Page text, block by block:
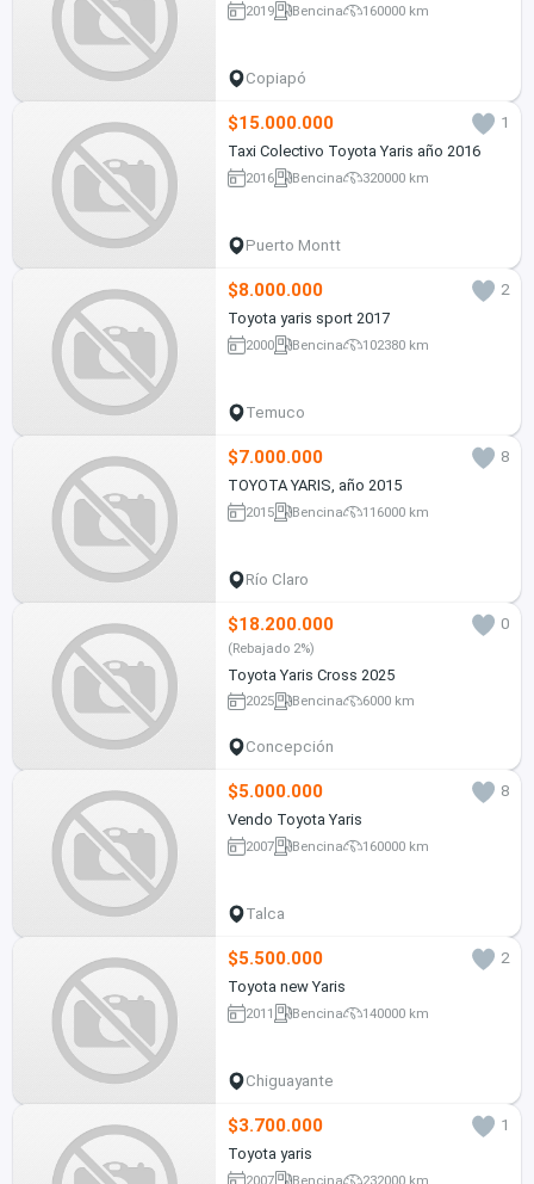
2019 Bencina 160000 km
Copiapó
$15.000.000
1
Taxi Colectivo Toyota Yaris año 2016
2016 Bencina 320000 km
Puerto Montt
$8.000.000
2
Toyota yaris sport 2017
2000 Bencina 102380 km
Temuco
$7.000.000
8
TOYOTA YARIS, año 2015
2015 Bencina 116000 km
Río Claro
$18.200.000 0
(Rebajado 2%)
Toyota Yaris Cross 2025
2025 Bencina 6000 km
Concepción
$5.000.000
8
Vendo Toyota Yaris
2007 Bencina 160000 km
Talca
$5.500.000
2
Toyota new Yaris
2011 Bencina 140000 km
Chiguayante
$3.700.000
1
Toyota yaris
2007 Bencina 232000 km